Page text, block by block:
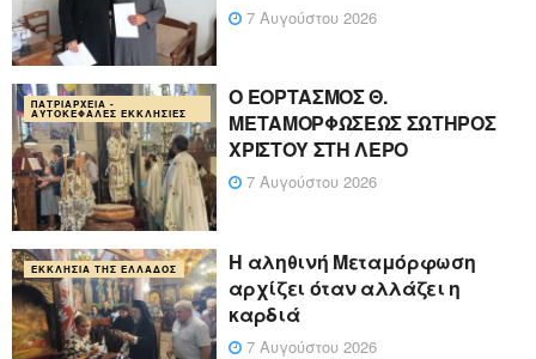
7 Αυγούστου 2026
ΠΑΤΡΙΑΡΧΕΊΑ -
ΑΥΤΟΚΈΦΑΛΕΣ ΕΚΚΛΗΣΊΕΣ
Ο ΕΟΡΤΑΣΜΟΣ Θ.
ΜΕΤΑΜΟΡΦΩΣΕΩΣ ΣΩΤΗΡΟΣ
ΧΡΙΣΤΟΥ ΣΤΗ ΛΕΡΟ
7 Αυγούστου 2026
ΕΚΚΛΗΣΊΑ ΤΗΣ ΕΛΛΆΔΟΣ
Η αληθινή Μεταμόρφωση
αρχίζει όταν αλλάζει η
καρδιά
7 Αυγούστου 2026